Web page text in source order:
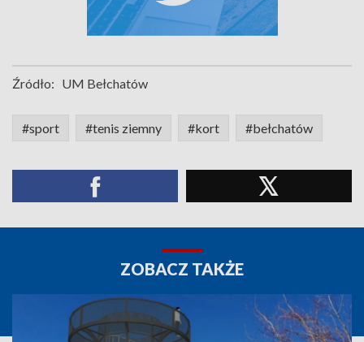
Źródło: UM Bełchatów
#sport #tenis ziemny #kort #bełchatów
ZOBACZ TAKŻE